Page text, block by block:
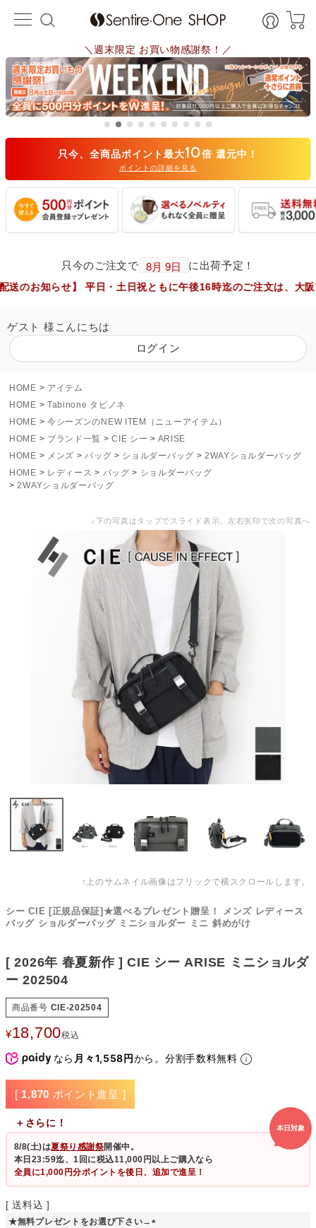
＼週末限定 お買い物感謝祭！／
只今、全商品ポイント最大10倍 還元中！
ポイントの詳細を見る
只今のご注文で に出荷予定！
平日・土日祝ともに午後16時迄のご注文は、大阪市からヤマ
ゲスト 様こんにちは
ログイン
HOME
アイテム
HOME
Tabinone タビノネ
HOME
今シーズンのNEW ITEM（ニューアイテム）
HOME
ブランド一覧 CIE シー
ARISE
HOME
メンズ バッグ ショルダーバッグ
2WAYショルダーバッグ
HOME
レディース バッグ
ショルダーバッグ
2WAYショルダーバッグ
↓下の写真はタップでスライド表示。左右矢印で次の写真へ
↑上のサムネイル画像はフリックで横スクロールします。
シー CIE [正規品保証]★選べるプレゼント贈呈！ メンズ レディース
バッグ ショルダーバッグ ミニショルダー ミニ 斜めがけ
[ 2026年 春夏新作 ] CIE シー ARISE ミニショルダ
ー 202504
商品番号 CIE-202504
¥18,700税込
なら 月々1,558円から。分割手数料無料
[ 1,870 ポイント進呈 ]
＋さらに！ 本日対象
8/8(土)は夏祭り感謝祭開催中。
本日23:59迄、1回に税込11,000円以上ご購入なら
全員に1,000円分ポイントを後日、追加で進呈！
送料込
★無料プレゼントをお選び下さい→